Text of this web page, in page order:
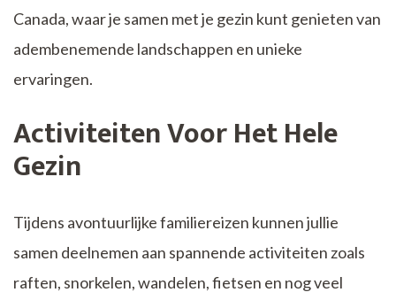
Canada, waar je samen met je gezin kunt genieten van
adembenemende landschappen en unieke
ervaringen.
Activiteiten Voor Het Hele
Gezin
Tijdens avontuurlijke familiereizen kunnen jullie
samen deelnemen aan spannende activiteiten zoals
raften, snorkelen, wandelen, fietsen en nog veel